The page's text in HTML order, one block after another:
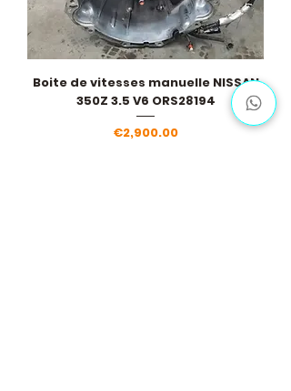
Boite de vitesses manuelle NISSAN
350Z 3.5 V6 ORS28194
Price
€2,900.00